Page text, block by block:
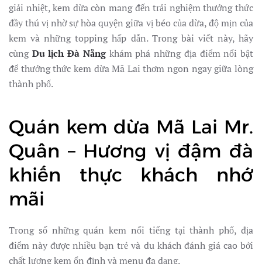
giải nhiệt, kem dừa còn mang đến trải nghiệm thưởng thức
đầy thú vị nhờ sự hòa quyện giữa vị béo của dừa, độ mịn của
kem và những topping hấp dẫn. Trong bài viết này, hãy
cùng Du lịch Đà Nẵngkhám phá những địa điểm nổi bật
để thưởng thức kem dừa Mã Lai thơm ngon ngay giữa lòng
thành phố.
Quán kem dừa Mã Lai Mr.
Quân – Hương vị đậm đà
khiến thực khách nhớ
mãi
Trong số những quán kem nổi tiếng tại thành phố, địa
điểm này được nhiều bạn trẻ và du khách đánh giá cao bởi
chất lượng kem ổn định và menu đa dạng.